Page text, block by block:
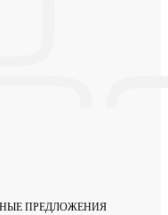
ПРЕДЛОЖЕНИЯ